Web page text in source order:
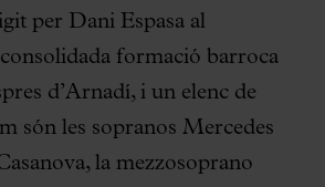
per Dani Espasa al
formació barroca
d’Arnadí, i un elenc de
són les sopranos Mercedes
la mezzosoprano